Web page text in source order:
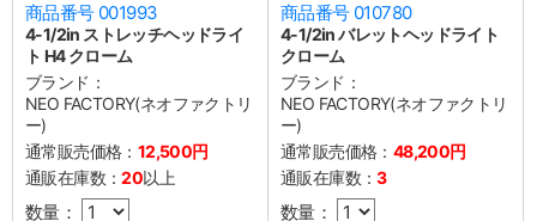
商品番号 001993
4-1/2in ストレッチヘッドライ
ト H4 クローム
ブランド：
NEO FACTORY(ネオファクトリ
ー)
通常販売価格： 12,500円
通販在庫数：20以上
数量：
商品番号 010780
4-1/2in バレットヘッドライト
クローム
ブランド：
NEO FACTORY(ネオファクトリ
ー)
通常販売価格： 48,200円
通販在庫数：3
数量：